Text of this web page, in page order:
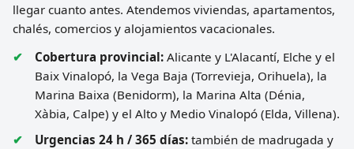
llegar cuanto antes. Atendemos viviendas, apartamentos,
chalés, comercios y alojamientos vacacionales.
Cobertura provincial: Alicante y L'Alacantí, Elche y el
Baix Vinalopó, la Vega Baja (Torrevieja, Orihuela), la
Marina Baixa (Benidorm), la Marina Alta (Dénia,
Xàbia, Calpe) y el Alto y Medio Vinalopó (Elda, Villena).
Urgencias 24 h / 365 días: también de madrugada y